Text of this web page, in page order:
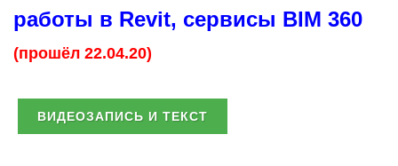
работы в Revit, сервисы BIM 360
(прошёл 22.04.20)
ВИДЕОЗАПИСЬ И ТЕКСТ